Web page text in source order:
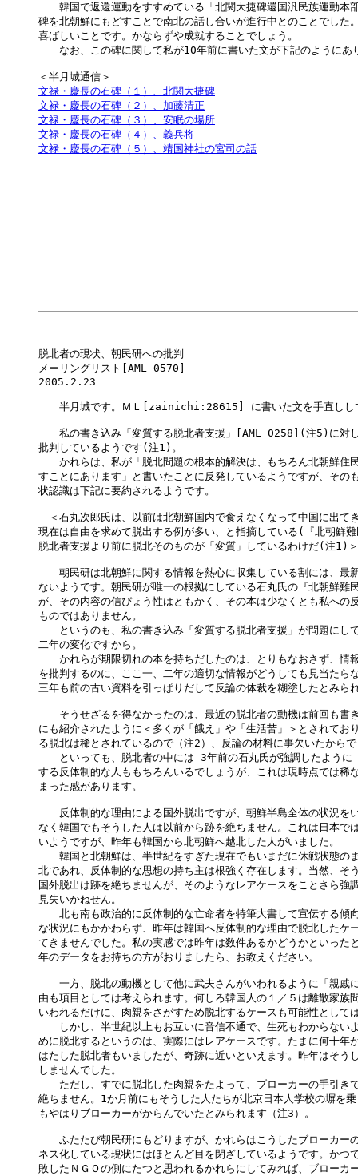
韓国で返還運動をすすめている「北関大捷碑還国汎民族運動本
碑を北朝鮮にもどすことで南北の話し合いが進行中とのことでした
喜ばしいことです。かならずや成就することでしょう。
なお、この碑に関して私が10年前に書いた文が下記のようにあ
文禄・慶長の石碑（１）、北関大捷碑
文禄・慶長の石碑（２）、加藤清正
文禄・慶長の石碑（３）、安眠の場所
文禄・慶長の石碑（４）、義兵将
文禄・慶長の石碑（５）、靖国神社の宮司の話
脱北者の現状、朝民研への批判
メーリングリスト[AML 0570]
2005.2.23
半月城です。ＭＬ[zainichi:28615] に書いた文を手直しし
私の書き込み「変質する脱北者支援」[AML 0258](注5)に対し
批判しているようです(注1)。
かれらは、私が「脱北問題の根本的解決は、もちろん北朝鮮住
すことにあります」と書いたことに反発しているようですが、その
状認識は下記に要約されるようです。
＜石丸次郎氏は、以前は北朝鮮国内で食えなくなって中国に出て
現在は自由を求めて脱出する例が多い、と指摘している(『北朝鮮
脱北者支援より前に脱北そのものが「変質」しているわけだ(注1)＞
朝民研は北朝鮮に関する情報を熱心に収集している割には、最
ないようです。朝民研が唯一の根拠にしている石丸氏の『北朝鮮難
が、その内容の信ぴょう性はともかく、その本は少なくとも私への
ものではありません。
というのも、私の書き込み「変質する脱北者支援」が問題にし
二年の変化ですから。
かれらが期限切れの本を持ちだしたのは、とりもなおさず、情
を批判するのに、ここ一、二年の適切な情報がどうしても見当たら
三年も前の古い資料を引っぱりだして反論の体裁を糊塗したとみら
そうせざるを得なかったのは、最近の脱北者の動機は前回も書
にも紹介されたように＜多くが「餓え」や「生活苦」＞とされてお
る脱北は稀とされているので（注2）、反論の材料に事欠いたから
といっても、脱北者の中には 3年前の石丸氏が強調したように
する反体制的な人ももちろんいるでしょうが、これは現時点では稀
まった感があります。
反体制的な理由による国外脱出ですが、朝鮮半島全体の状況を
なく韓国でもそうした人は以前から跡を絶ちません。これは日本で
いようですが、昨年も韓国から北朝鮮へ越北した人がいました。
韓国と北朝鮮は、半世紀をすぎた現在でもいまだに休戦状態の
北であれ、反体制的な思想の持ち主は根強く存在します。当然、そ
国外脱出は跡を絶ちませんが、そのようなレアケースをことさら強
見失いかねせん。
北も南も政治的に反体制的な亡命者を特筆大書して宣伝する傾
な状況にもかかわらず、昨年は韓国へ反体制的な理由で脱北したケ
てきませんでした。私の実感では昨年は数件あるかどうかといった
年のデータをお持ちの方がおりましたら、お教えください。
一方、脱北の動機として他に武夫さんがいわれるように「親戚
由も項目としては考えられます。何しろ韓国人の１／５は離散家族
いわれるだけに、肉親をさがすため脱北するケースも可能性として
しかし、半世紀以上もお互いに音信不通で、生死もわからない
めに脱北するというのは、実際にはレアケースです。たまに何十年
はたした脱北者もいましたが、奇跡に近いといえます。昨年はそう
しませんでした。
ただし、すでに脱北した肉親をたよって、ブローカーの手引き
絶ちません。1か月前にもそうした人たちが北京日本人学校の塀を
もやはりブローカーがからんでいたとみられます（注3）。
ふたたび朝民研にもどりますが、かれらはこうしたブローカー
ネス化している現状にはほとんど目を閉ざしているようです。かつ
敗したＮＧＯの側にたつと思われるかれらにしてみれば、ブローカ